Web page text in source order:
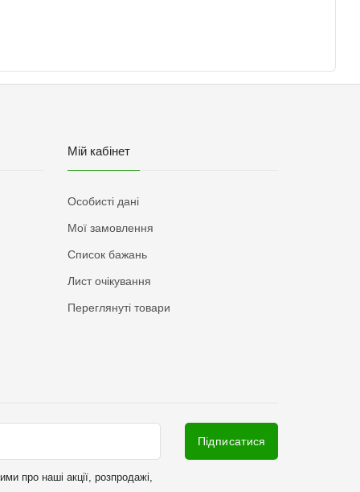
Мій кабінет
Особисті дані
Мої замовлення
Список бажань
Лист очікування
Переглянуті товари
про наші акції, розпродажі,
Підписатися